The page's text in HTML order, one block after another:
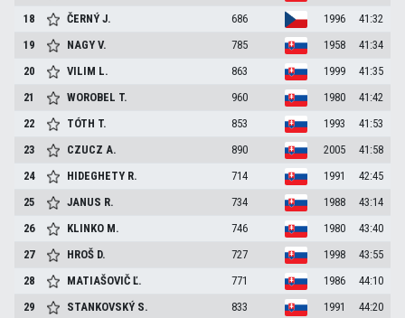
18
ČERNÝJ. 686 1996
41:32
19
NAGYV. 785 1958
41:34
20
VILIM L. 863 1999
41:35
21
WOROBEL T. 960 1980
41:42
22
TÓTH T. 853 1993
41:53
23
CZUCZA. 890 2005
41:58
24
HIDEGHETY R. 714 1991
42:45
25
JANUS R. 734 1988
43:14
26
KLINKO M. 746 1980
43:40
27
HROŠ D. 727 1998
43:55
28
MATIAŠOVIČĽ. 771 1986
44:10
29
STANKOVSKÝ S. 833 1991
44:20